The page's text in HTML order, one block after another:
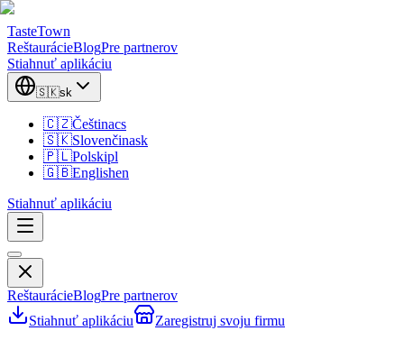
TasteTown
ReštaurácieBlogPre partnerov
Stiahnuť aplikáciu
🇸🇰sk
🇨🇿Češtinacs
🇸🇰Slovenčinask
🇵🇱Polskipl
🇬🇧Englishen
Stiahnuť aplikáciu
ReštaurácieBlogPre partnerov
Stiahnuť aplikáciu
Zaregistruj svoju firmu